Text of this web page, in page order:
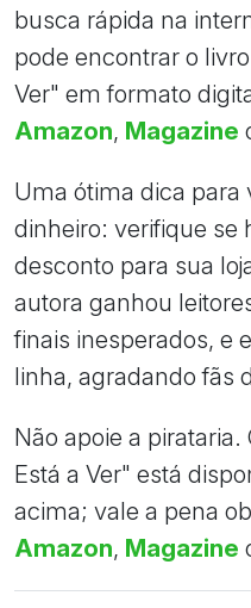
busca rápida na
pode encontrar o
Ver" em formato
Amazon, Magazine
Uma ótima dica para
dinheiro: verifique se
desconto para sua
autora ganhou
finais inesperados, e
linha, agradando fãs
Não apoie a pirataria.
Está a Ver" está
acima; vale a pena
Amazon, Magazine